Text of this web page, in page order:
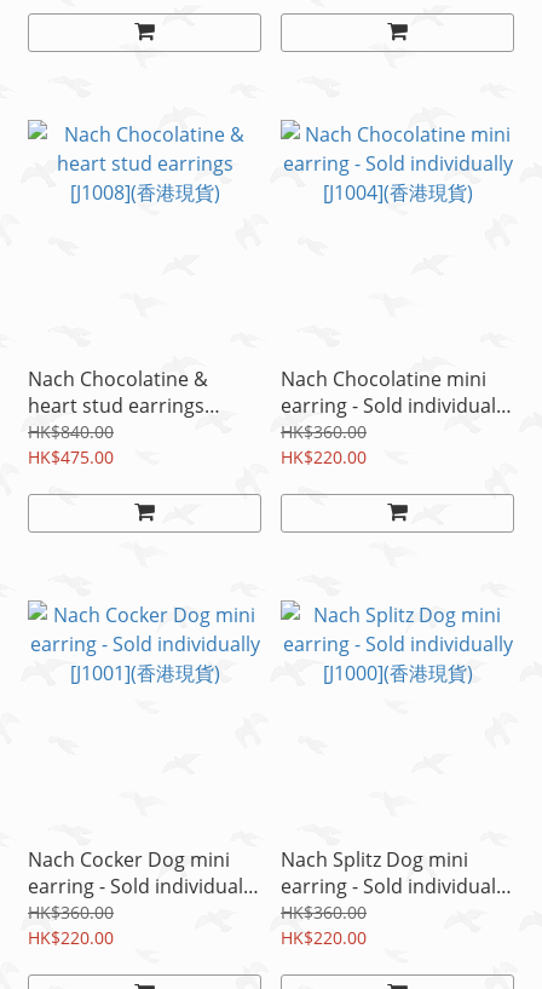
Nach Chocolatine &
heart stud earrings
[J1008](香港現貨)
HK$840.00
HK$475.00
Nach Chocolatine mini
earring - Sold individually
[J1004](香港現貨)
HK$360.00
HK$220.00
Nach Cocker Dog mini
earring - Sold individually
[J1001](香港現貨)
HK$360.00
HK$220.00
Nach Splitz Dog mini
earring - Sold individually
[J1000](香港現貨)
HK$360.00
HK$220.00